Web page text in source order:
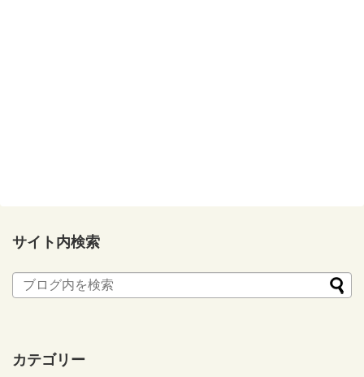
サイト内検索
カテゴリー